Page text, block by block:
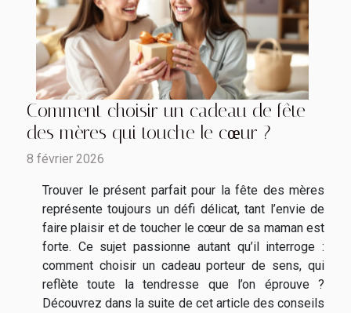
Comment choisir un cadeau de fête
des mères qui touche le cœur ?
8 février 2026
Trouver le présent parfait pour la fête des mères
représente toujours un défi délicat, tant l’envie de
faire plaisir et de toucher le cœur de sa maman est
forte. Ce sujet passionne autant qu’il interroge :
comment choisir un cadeau porteur de sens, qui
reflète toute la tendresse que l’on éprouve ?
Découvrez dans la suite de cet article des conseils